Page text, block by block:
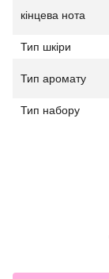
кінцева нота
Тип шкіри
Тип аромату
Тип набору